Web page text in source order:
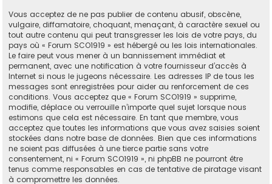
Vous acceptez de ne pas publier de contenu abusif, obscène,
vulgaire, diffamatoire, choquant, menaçant, à caractère sexuel ou
tout autre contenu qui peut transgresser les lois de votre pays, du
pays où « Forum SCO1919 » est hébergé ou les lois internationales.
Le faire peut vous mener à un bannissement immédiat et
permanent, avec une notification à votre fournisseur d’accès à
Internet si nous le jugeons nécessaire. Les adresses IP de tous les
messages sont enregistrées pour aider au renforcement de ces
conditions. Vous acceptez que « Forum SCO1919 » supprime,
modifie, déplace ou verrouille n’importe quel sujet lorsque nous
estimons que cela est nécessaire. En tant que membre, vous
acceptez que toutes les informations que vous avez saisies soient
stockées dans notre base de données. Bien que ces informations
ne soient pas diffusées à une tierce partie sans votre
consentement, ni « Forum SCO1919 », ni phpBB ne pourront être
tenus comme responsables en cas de tentative de piratage visant
à compromettre les données.